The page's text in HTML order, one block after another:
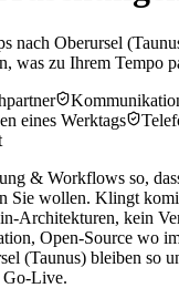
nach Oberursel
was zu Ihrem Tempo
eines Werktags
& Workflows so,
Sie wollen. Klingt
Architekturen, kein
Open-Source wo
(Taunus) bleiben so
Go-Live.